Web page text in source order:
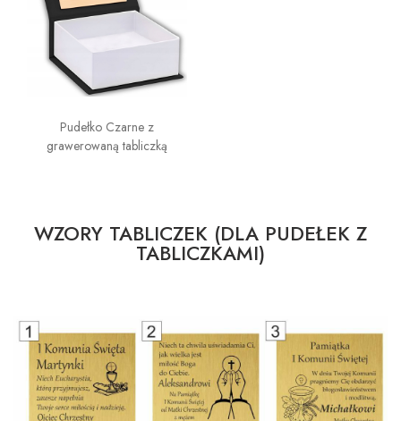
Pudełko Czarne z
grawerowaną tabliczką
WZORY TABLICZEK (DLA PUDEŁEK Z
TABLICZKAMI)